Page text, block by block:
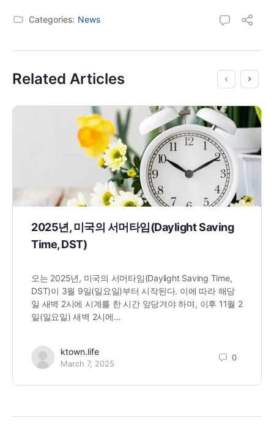
Categories: News
Related Articles
2025년, 미국의 서머타임(Daylight Saving
Time, DST)
오는 2025년, 미국의 서머타임(Daylight Saving Time,
DST)이 3월 9일(일요일)부터 시작된다. 이에 따라 해당
일 새벽 2시에 시계를 한 시간 앞당겨야 하며, 이후 11월 2
일(일요일) 새벽 2시에…
ktown.life
March 7, 2025
0